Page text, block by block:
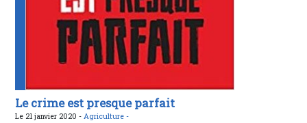
Le crime est presque parfait
Le 21 janvier 2020 -Agriculture -